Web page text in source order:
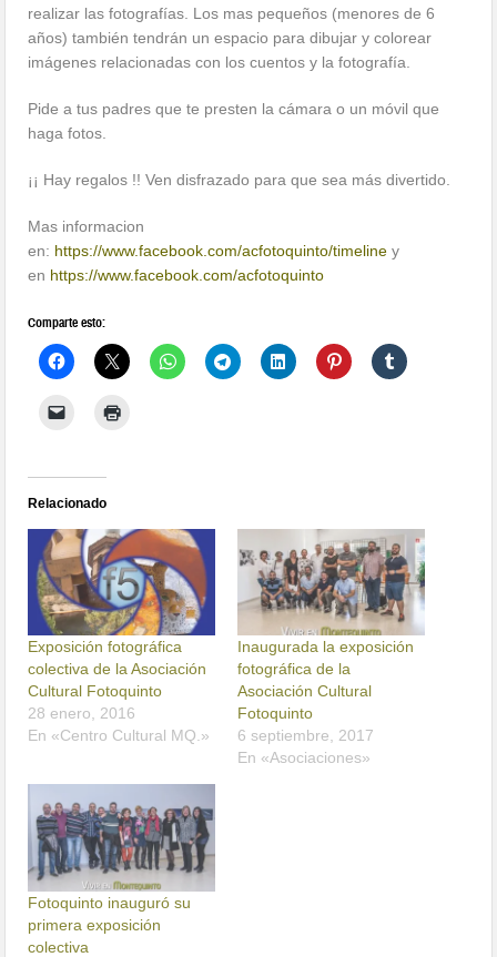
realizar las fotografías. Los mas pequeños (menores de 6
años) también tendrán un espacio para dibujar y colorear
imágenes relacionadas con los cuentos y la fotografía.
Pide a tus padres que te presten la cámara o un móvil que
haga fotos.
¡¡ Hay regalos !! Ven disfrazado para que sea más divertido.
Mas informacion
en: https://www.facebook.com/acfotoquinto/timeline y
en https://www.facebook.com/acfotoquinto
Comparte esto:
Relacionado
Exposición fotográfica
colectiva de la Asociación
Cultural Fotoquinto
28 enero, 2016
En «Centro Cultural MQ.»
Inaugurada la exposición
fotográfica de la
Asociación Cultural
Fotoquinto
6 septiembre, 2017
En «Asociaciones»
Fotoquinto inauguró su
primera exposición
colectiva